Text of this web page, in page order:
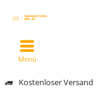
Kostenloser Versand
Menü